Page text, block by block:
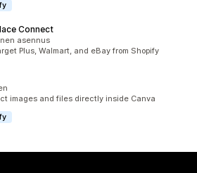
Connect
asennus
Plus, Walmart, and eBay from Shopify
images and files directly inside Canva